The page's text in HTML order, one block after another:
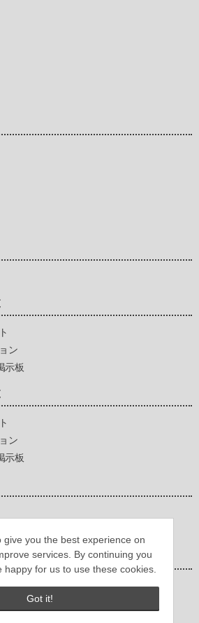
give you the best experience on
services. By continuing you
for us to use these cookies.
Got it!
ン
示板
ン
示板